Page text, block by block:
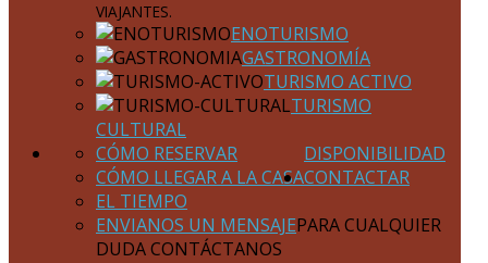
VIAJANTES.
ENOTURISMO
GASTRONOMÍA
TURISMO ACTIVO
TURISMO
CULTURAL
DISPONIBILIDAD
CÓMO RESERVAR
CÓMO LLEGAR A LA CASA
EL TIEMPO
CONTACTAR
ENVIANOS UN MENSAJEPARA CUALQUIER
DUDA CONTÁCTANOS